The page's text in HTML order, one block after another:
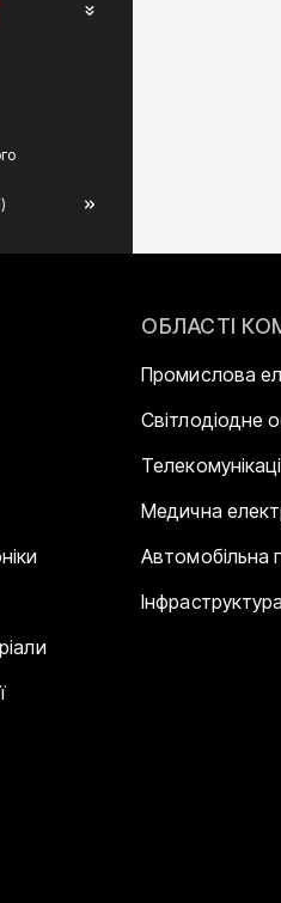
ОБЛАСТІ
Промислова
Світлодіодне
Медична
Автомобільна